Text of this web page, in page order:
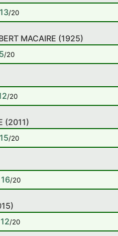
13/20
MACAIRE (1925)
/20
/20
(2011)
15/20
16/20
12/20